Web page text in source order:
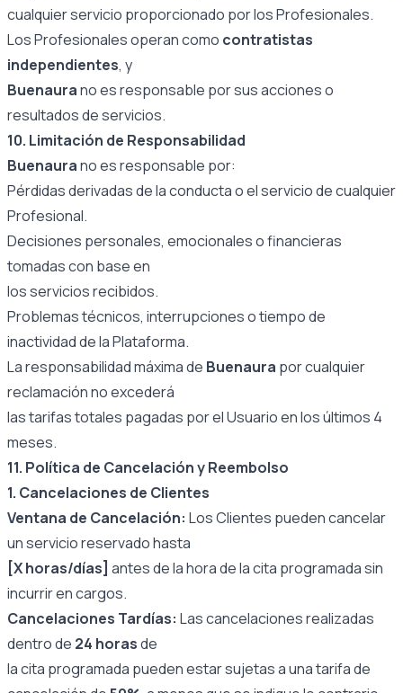
cualquier servicio proporcionado por los Profesionales.
Los Profesionales operan como contratistas
independientes, y
Buenaurano es responsable por sus acciones o
resultados de servicios.
10. Limitación de Responsabilidad
Buenaurano es responsable por:
Pérdidas derivadas de la conducta o el servicio de cualquier
Profesional.
Decisiones personales, emocionales o financieras
tomadas con base en
los servicios recibidos.
Problemas técnicos, interrupciones o tiempo de
inactividad de la Plataforma.
La responsabilidad máxima de Buenaura por cualquier
reclamación no excederá
las tarifas totales pagadas por el Usuario en los últimos 4
meses.
11. Política de Cancelación y Reembolso
1. Cancelaciones de Clientes
Ventana de Cancelación: Los Clientes pueden cancelar
un servicio reservado hasta
[X horas/días] antes de la hora de la cita programada sin
incurrir en cargos.
Cancelaciones Tardías: Las cancelaciones realizadas
dentro de 24 horasde
la cita programada pueden estar sujetas a una tarifa de